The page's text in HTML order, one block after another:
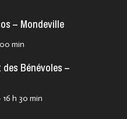
– Mondeville
min
Bénévoles –
16 h 30 min